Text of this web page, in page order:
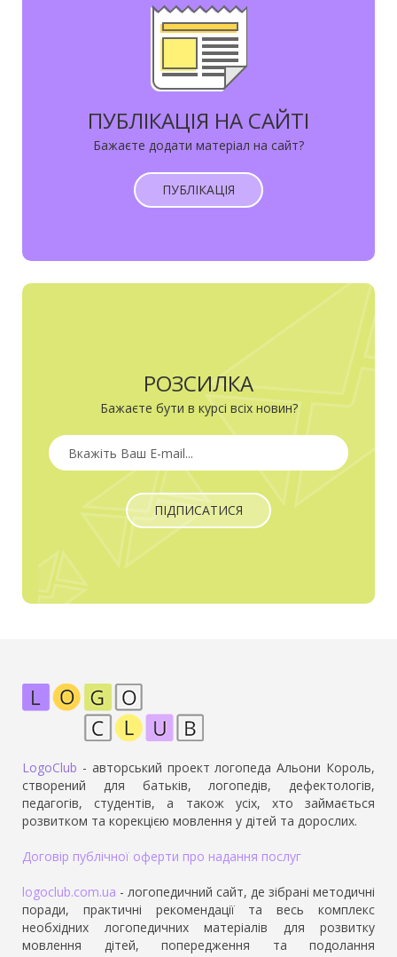
ПУБЛІКАЦІЯ НА САЙТІ
Бажаєте додати матеріал на сайт?
ПУБЛІКАЦІЯ
РОЗСИЛКА
Бажаєте бути в курсі всіх новин?
ПІДПИСАТИСЯ
LogoClub - авторський проект логопеда Альони Король,
створений для батьків, логопедів, дефектологів,
педагогів, студентів, а також усіх, хто займається
розвитком та корекцією мовлення у дітей та дорослих.
Договір публічної оферти про надання послуг
logoclub.com.ua - логопедичний сайт, де зібрані методичні
поради, практичні рекомендації та весь комплекс
необхідних логопедичних матеріалів для розвитку
мовлення дітей, попередження та подолання